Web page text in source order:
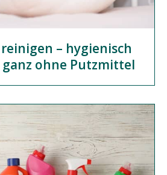
– hygienisch
ohne Putzmittel